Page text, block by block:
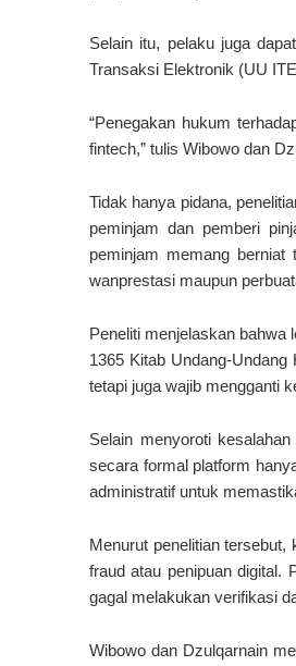
Selain itu, pelaku juga
Transaksi Elektronik (UU
“Penegakan hukum
fintech,” tulis Wibowo dan
Tidak hanya pidana,
peminjam dan pemberi
peminjam memang berniat
wanprestasi maupun
Peneliti menjelaskan bahwa
1365 Kitab Undang-
tetapi juga wajib mengganti
Selain menyoroti
secara formal platform
administratif untuk
Menurut penelitian tersebut,
fraud atau penipuan digital.
gagal melakukan verifikasi
Wibowo dan Dzulqarnain